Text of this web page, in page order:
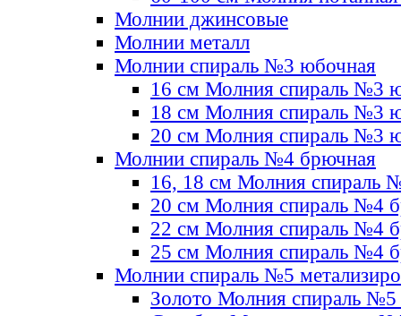
Молнии джинсовые
Молнии металл
Молнии спираль №3 юбочная
16 см Молния спираль №3
18 см Молния спираль №3
20 см Молния спираль №3
Молнии спираль №4 брючная
16, 18 см Молния спираль
20 см Молния спираль №4
22 см Молния спираль №4
25 см Молния спираль №4
Молнии спираль №5
Золото Молния спираль №5